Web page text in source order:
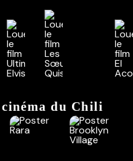
cinéma du Chili